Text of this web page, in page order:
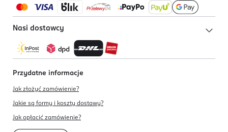
Nasi dostawcy
Przydatne informacje
Jak złożyć zamówienie?
Jakie są formy i koszty dostawy?
Jak opłacić zamówienie?